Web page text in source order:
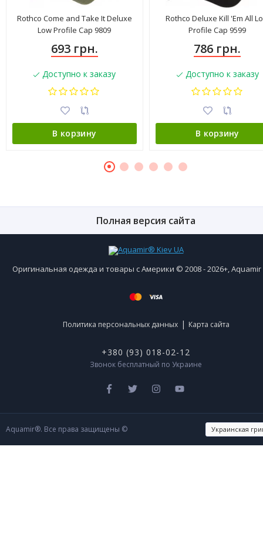
Rothco Come and Take It Deluxe
Low Profile Cap 9809
693 грн.
Доступно к заказу
В корзину
Rothco Deluxe Kill 'Em All
Profile Cap 9599
786 грн.
Доступно к заказу
В корзину
Полная версия сайта
Оригинальная одежда и товары с Америки © 2008 - 2026+,
Политика персональных данных | Карта сайта
+380 (93) 018-02-12
Звонок бесплатный по Украине
Aquamir®. Все права защищены ©